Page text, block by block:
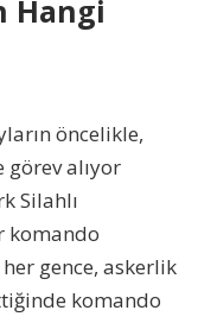
Hangi
öncelikle,
görev alıyor
Silahlı
komando
gence, askerlik
komando